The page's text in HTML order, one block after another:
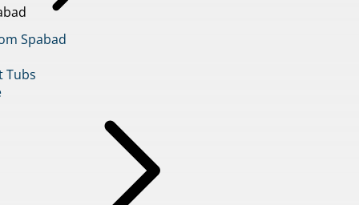
Spabad
Tubs